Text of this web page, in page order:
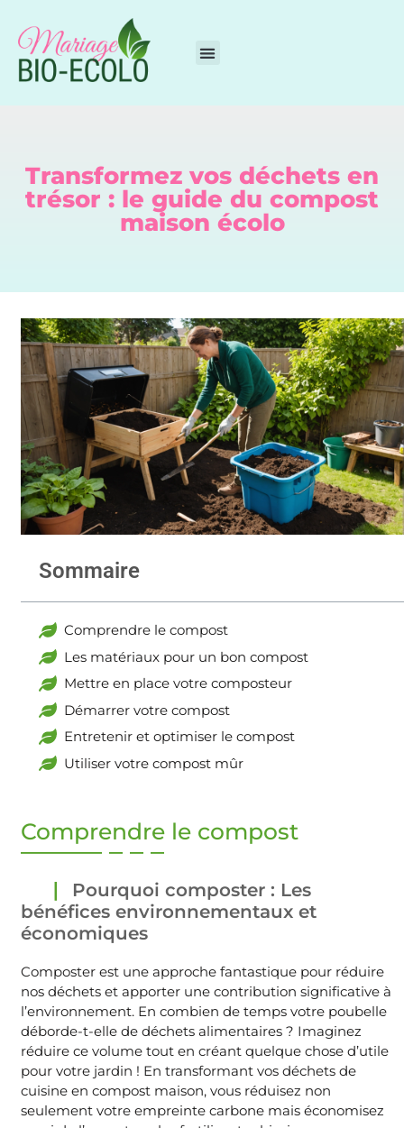
Transformez vos déchets en
trésor : le guide du compost
maison écolo
Sommaire
Comprendre le compost
Les matériaux pour un bon compost
Mettre en place votre composteur
Démarrer votre compost
Entretenir et optimiser le compost
Utiliser votre compost mûr
Comprendre le compost
Pourquoi composter : Les
bénéfices environnementaux et
économiques
Composter est une approche fantastique pour réduire
nos déchets et apporter une contribution significative à
l’environnement. En combien de temps votre poubelle
déborde-t-elle de déchets alimentaires ? Imaginez
réduire ce volume tout en créant quelque chose d’utile
pour votre jardin ! En transformant vos déchets de
cuisine en compost maison, vous réduisez non
seulement votre empreinte carbone mais économisez